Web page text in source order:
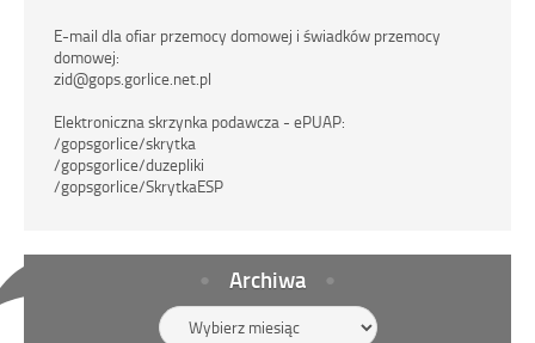
E-mail dla ofiar przemocy domowej i świadków przemocy
domowej:
zid@gops.gorlice.net.pl
Elektroniczna skrzynka podawcza - ePUAP:
/gopsgorlice/skrytka
/gopsgorlice/duzepliki
/gopsgorlice/SkrytkaESP
Archiwa